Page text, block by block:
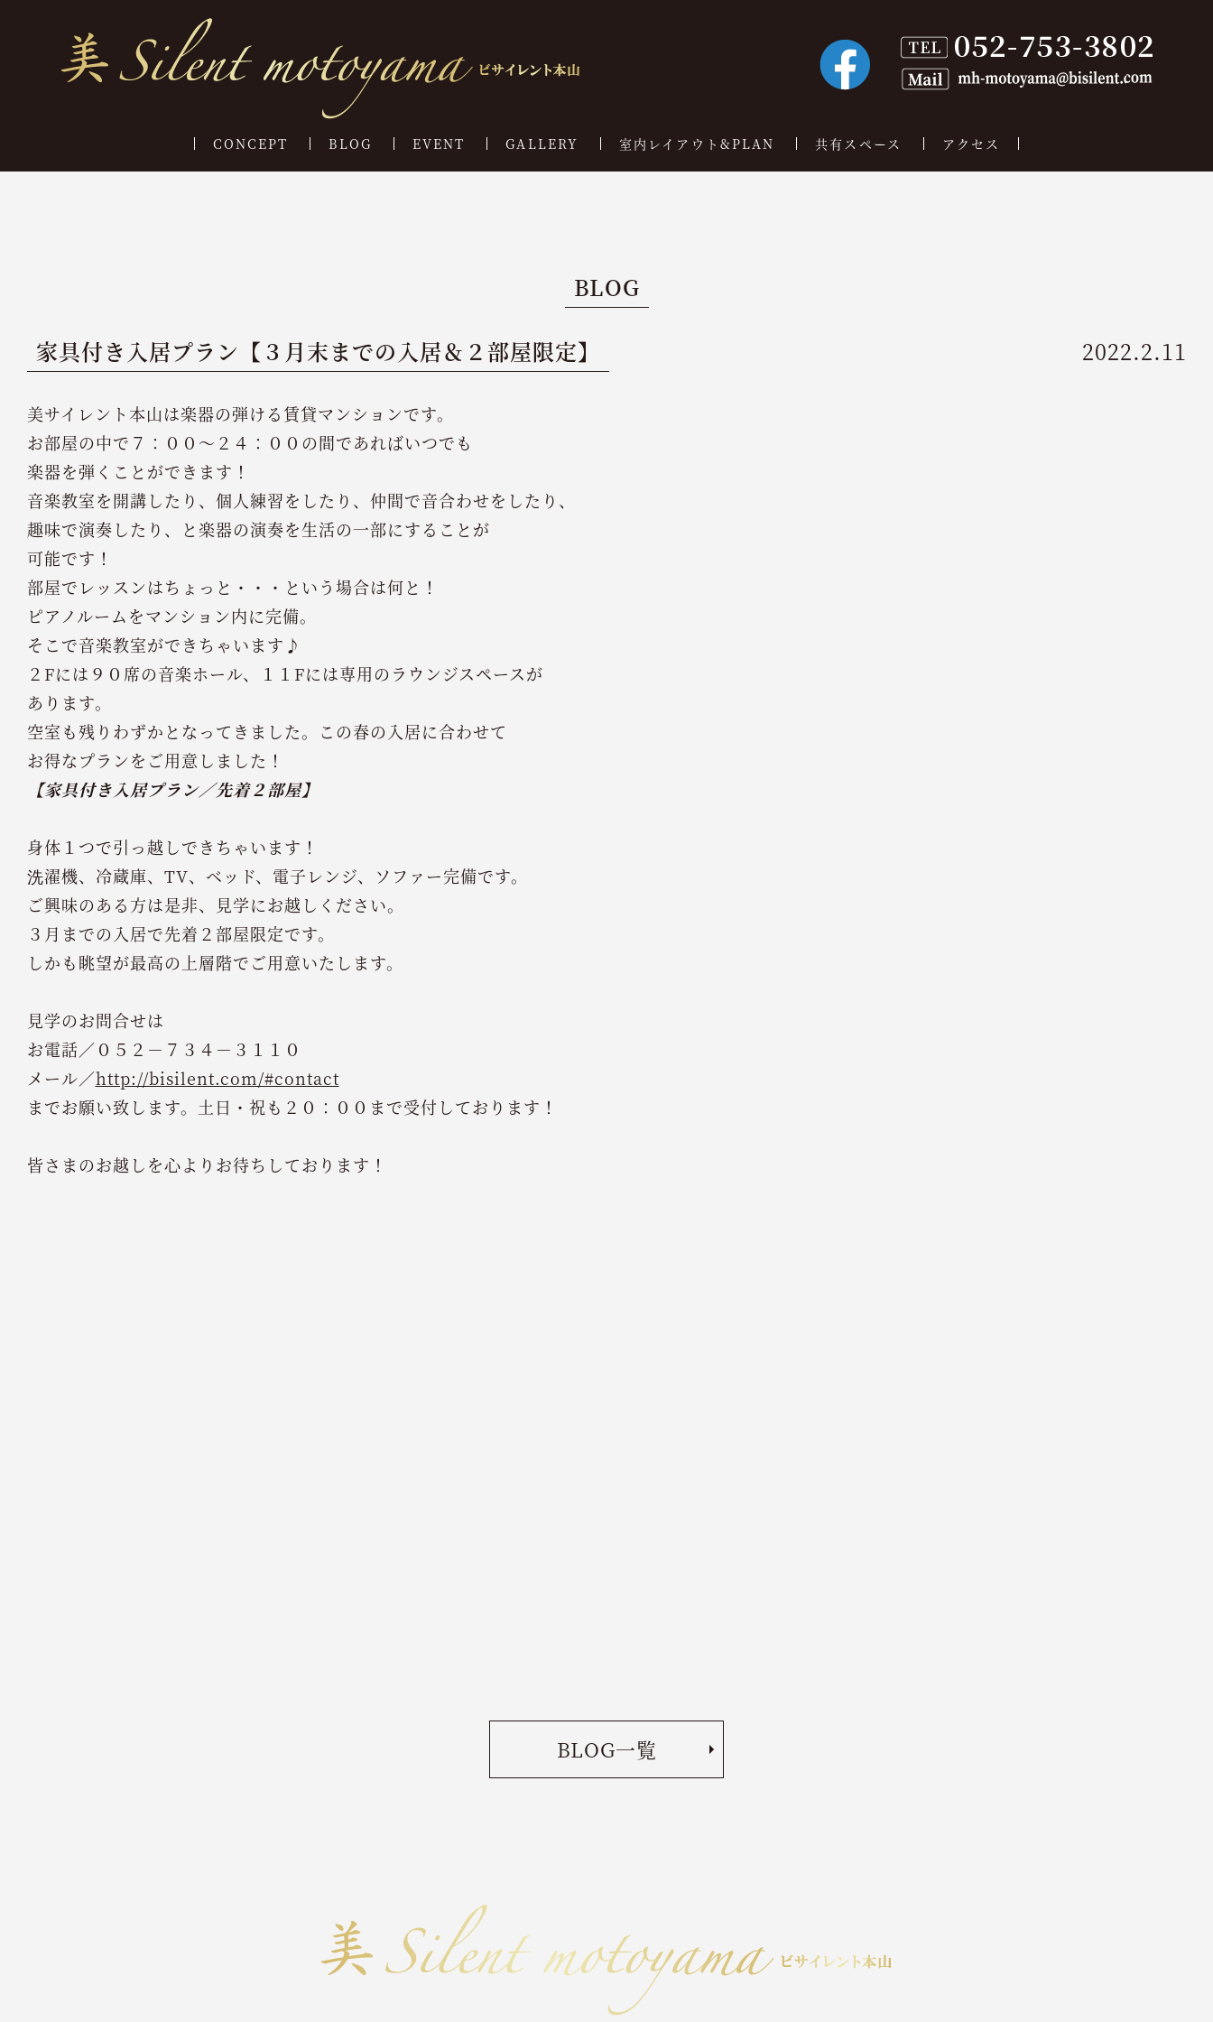
CONCEPT BLOG EVENT GALLERY 室内レイアウト&PLAN 共有スペース アクセス
BLOG
家具付き入居プラン【３月末までの入居＆２部屋限定】 2022.2.11
美サイレント本山は楽器の弾ける賃貸マンションです。
お部屋の中で７：００～２４：００の間であればいつでも
楽器を弾くことができます！
音楽教室を開講したり、個人練習をしたり、仲間で音合わせをしたり、
趣味で演奏したり、と楽器の演奏を生活の一部にすることが
可能です！
部屋でレッスンはちょっと・・・という場合は何と！
ピアノルームをマンション内に完備。
そこで音楽教室ができちゃいます♪
２Fには９０席の音楽ホール、１１Fには専用のラウンジスペースが
あります。
空室も残りわずかとなってきました。この春の入居に合わせて
お得なプランをご用意しました！
【家具付き入居プラン／先着２部屋】
身体１つで引っ越しできちゃいます！
洗濯機、冷蔵庫、TV、ベッド、電子レンジ、ソファー完備です。
ご興味のある方は是非、見学にお越しください。
３月までの入居で先着２部屋限定です。
しかも眺望が最高の上層階でご用意いたします。
見学のお問合せは
お電話／０５２－７３４－３１１０
メール／http://bisilent.com/#contact
までお願い致します。土日・祝も２０：００まで受付しております！
皆さまのお越しを心よりお待ちしております！
BLOG一覧